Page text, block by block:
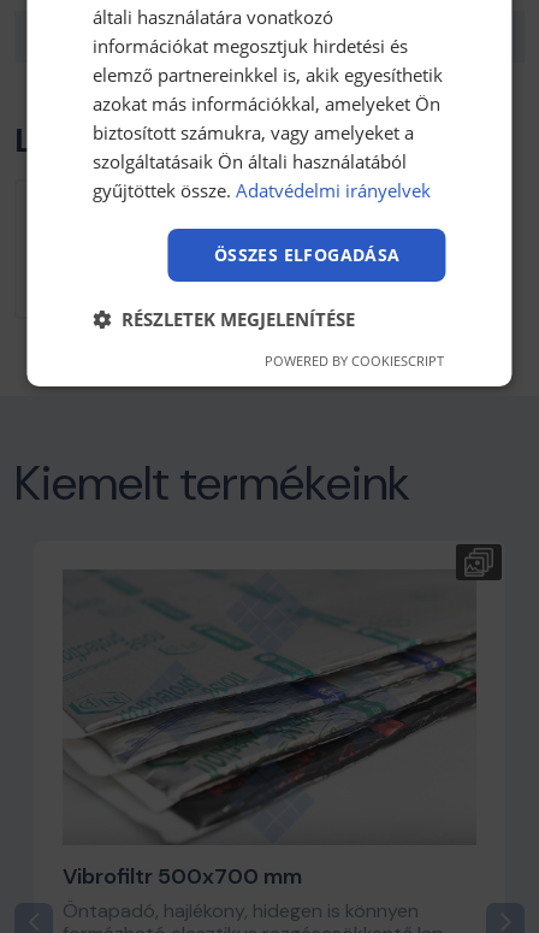
Tömeg: 0.39 kg
Letölthető anyagok
147.46 kB kb / pdf
Letöltés
Kiemelt termékeink
Vibrofiltr 500x700 mm
Öntapadó, hajlékony, hidegen is könnyen
általi használatára vonatkozó
információkat megosztjuk hirdetési és
elemző partnereinkkel is, akik egyesíthetik
azokat más információkkal, amelyeket Ön
biztosított számukra, vagy amelyeket a
szolgáltatásaik Ön általi használatából
gyűjtöttek össze.Adatvédelmi irányelvek
ÖSSZES ELFOGADÁSA
RÉSZLETEK MEGJELENÍTÉSE
POWERED BY COOKIESCRIPT